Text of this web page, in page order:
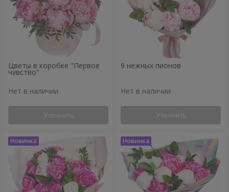
Цветы в коробке "Первое
чувство"
Нет в наличии
Уточнить
9 нежных пионов
Нет в наличии
Уточнить